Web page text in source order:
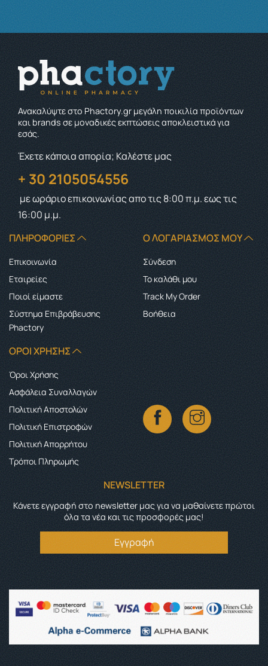
Ανακαλύψτε στο Phactory.gr μεγάλη ποικιλία προϊόντων
και brands σε μοναδικές εκπτώσεις αποκλειστικά για
εσάς.
Έχετε κάποια απορία; Καλέστε μας
+ 30 2105054556
με ωράριο επικοινωνίαςαπο τις 8:00 π.μ. εως τις
16:00 μ.μ.
ΠΛΗΡΟΦΟΡΊΕΣ
Επικοινωνία
Εταιρείες
Ποιοί είμαστε
Σύστημα Επιβράβευσης
Phactory
Ο ΛΟΓΑΡΙΑΣΜΌΣ ΜΟΥ
Σύνδεση
Το καλάθι μου
Track My Order
Boήθεια
ΌΡΟΙ ΧΡΉΣΗΣ
Όροι Χρήσης
Ασφάλεια Συναλλαγών
Πολιτική Αποστολών
Πολιτική Επιστροφών
Πολιτική Απορρήτου
Τρόποι Πληρωμής
NEWSLETTER
Κάνετε εγγραφή στο newsletter μας για να μαθαίνετε πρώτοι
όλα τα νέα και τις προσφορές μας!
Εγγραφή